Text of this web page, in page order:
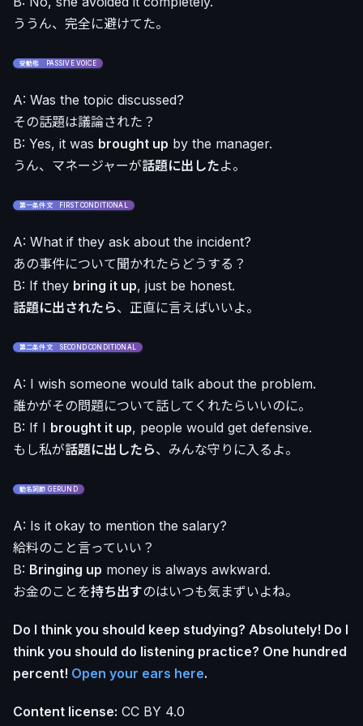
ううん、完全に避けてた。
受動態 PASSIVE VOICE
A: Was the topic discussed?
その話題は議論された？
B: Yes, it was brought up by the manager.
うん、マネージャーが話題に出したよ。
第一条件文 FIRST CONDITIONAL
A: What if they ask about the incident?
あの事件について聞かれたらどうする？
B: If they bring it up, just be honest.
話題に出されたら、正直に言えばいいよ。
第二条件文 SECOND CONDITIONAL
A: I wish someone would talk about the problem.
誰かがその問題について話してくれたらいいのに。
B: If I brought it up, people would get defensive.
もし私が話題に出したら、みんな守りに入るよ。
動名詞節 GERUND
A: Is it okay to mention the salary?
給料のこと言っていい？
B: Bringing up money is always awkward.
お金のことを持ち出すのはいつも気まずいよね。
Do I think you should keep studying? Absolutely! Do I
think you should do listening practice? One hundred
percent! Open your ears here.
Content license: CC BY 4.0